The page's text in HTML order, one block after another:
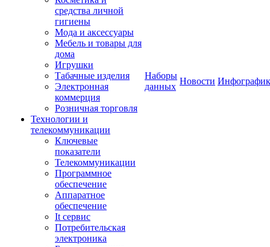
средства личной
гигиены
Мода и аксессуары
Мебель и товары для
дома
Игрушки
Табачные изделия
Электронная
коммерция
Розничная торговля
Технологии и
телекоммуникации
Ключевые
показатели
Телекоммуникации
Программное
обеспечение
Аппаратное
обеспечение
It сервис
Потребительская
электроника
Наборы
данных
Новости